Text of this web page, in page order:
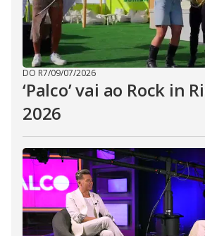
DO R7/09/07/2026
‘Palco’ vai ao Rock in
2026